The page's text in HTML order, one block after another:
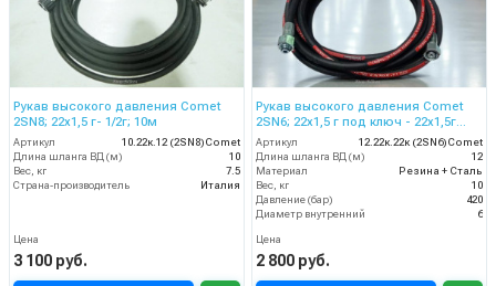
Рукав высокого давления Comet
2SN8; 22х1,5 г- 1/2г; 10м
Артикул
10.22к.12 (2SN8)Comet
Длина шланга ВД (м)
10
Вес, кг
7.5
Страна-производитель
Италия
Цена
3 100 руб.
Рукав высокого давления Comet
2SN6; 22х1,5 г под ключ - 22х1,5г
ключ; 12м + защита
Артикул
12.22к.22к (2SN6)Comet
Длина шланга ВД (м)
12
Материал
Резина + Сталь
Вес, кг
10
Давление (бар)
420
Диаметр внутренний
6
Цена
2 800 руб.